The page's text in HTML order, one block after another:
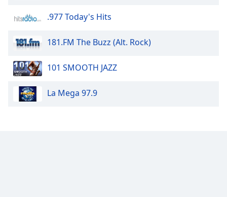
dialog
Escape
cancel
and
close
.977 Today's Hits
181.FM The Buzz (Alt. Rock)
101 SMOOTH JAZZ
La Mega 97.9